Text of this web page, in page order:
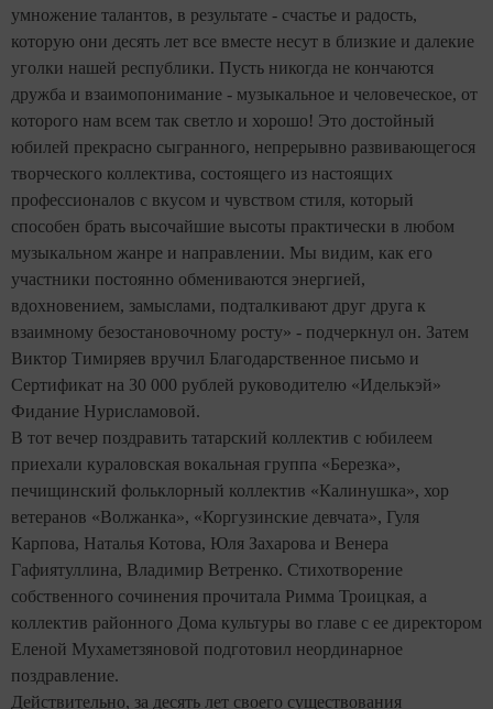
умножение талантов, в результате - счастье и радость,
которую они десять лет все вместе несут в близкие и далекие
уголки нашей республики. Пусть никогда не кончаются
дружба и взаимопонимание - музыкальное и человеческое, от
которого нам всем так светло и хорошо! Это достойный
юбилей прекрасно сыгранного, непрерывно развивающегося
творческого коллектива, состоящего из настоящих
профессионалов с вкусом и чувством стиля, который
способен брать высочайшие высоты практически в любом
музыкальном жанре и направлении. Мы видим, как его
участники постоянно обмениваются энергией,
вдохновением, замыслами, подталкивают друг друга к
взаимному безостановочному росту» - подчеркнул он. Затем
Виктор Тимиряев вручил Благодарственное письмо и
Сертификат на 30 000 рублей руководителю «Иделькэй»
Фидание Нурисламовой.
В тот вечер поздравить татарский коллектив с юбилеем
приехали кураловская вокальная группа «Березка»,
печищинский фольклорный коллектив «Калинушка», хор
ветеранов «Волжанка», «Коргузинские девчата», Гуля
Карпова, Наталья Котова, Юля Захарова и Венера
Гафиятуллина, Владимир Ветренко. Стихотворение
собственного сочинения прочитала Римма Троицкая, а
коллектив районного Дома культуры во главе с ее директором
Еленой Мухаметзяновой подготовил неординарное
поздравление.
Действительно, за десять лет своего существования